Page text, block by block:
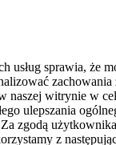
usług sprawia, że
naszej witrynie w
ulepszania
zgodą
z